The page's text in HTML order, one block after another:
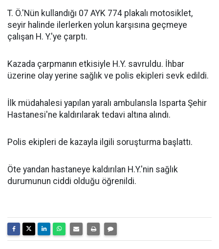
T. Ö.'Nün kullandığı 07 AYK 774 plakalı motosiklet,
seyir halinde ilerlerken yolun karşısına geçmeye
çalışan H. Y.'ye çarptı.
Kazada çarpmanın etkisiyle H.Y. savruldu. İhbar
üzerine olay yerine sağlık ve polis ekipleri sevk edildi.
İlk müdahalesi yapılan yaralı ambulansla Isparta Şehir
Hastanesi'ne kaldırılarak tedavi altına alındı.
Polis ekipleri de kazayla ilgili soruşturma başlattı.
Öte yandan hastaneye kaldırılan H.Y.'nin sağlık
durumunun ciddi olduğu öğrenildi.